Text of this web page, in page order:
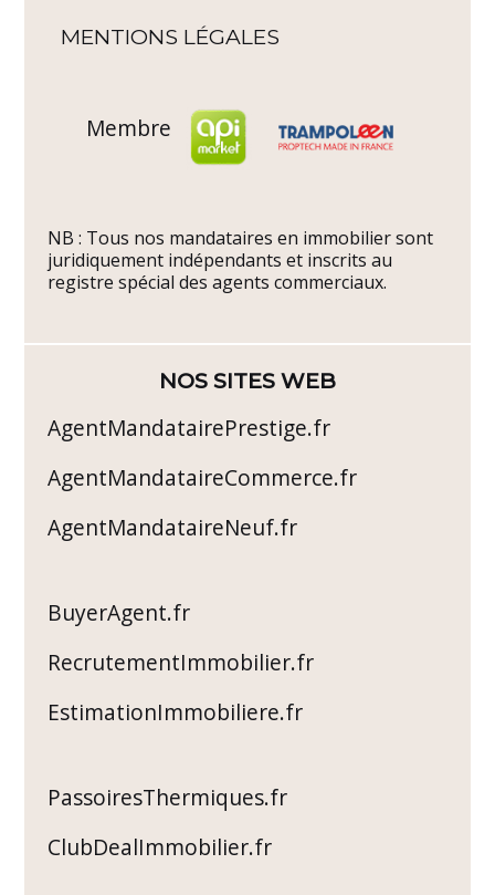
MENTIONS LÉGALES
Membre
NB : Tous nos mandataires en immobilier sont
juridiquement indépendants et inscrits au
registre spécial des agents commerciaux.
NOS SITES WEB
AgentMandatairePrestige.fr
AgentMandataireCommerce.fr
AgentMandataireNeuf.fr
BuyerAgent.fr
RecrutementImmobilier.fr
EstimationImmobiliere.fr
PassoiresThermiques.fr
ClubDealImmobilier.fr